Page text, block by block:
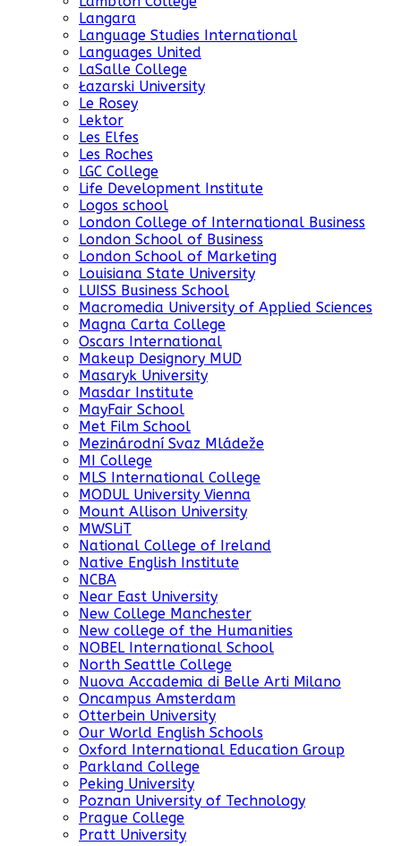
Langara
Language Studies International
Languages United
LaSalle College
Łazarski University
Le Rosey
Lektor
Les Elfes
Les Roches
LGC College
Life Development Institute
Logos school
London College of International Business
London School of Business
London School of Marketing
Louisiana State University
LUISS Business School
Macromedia University of Applied Sciences
Magna Carta College
Oscars International
Makeup Designory MUD
Masaryk University
Masdar Institute
MayFair School
Met Film School
Mezinárodní Svaz Mládeže
MI College
MLS International College
MODUL University Vienna
Mount Allison University
MWSLiT
National College of Ireland
Native English Institute
NCBA
Near East University
New College Manchester
New college of the Humanities
NOBEL International School
North Seattle College
Nuova Accademia di Belle Arti Milano
Oncampus Amsterdam
Otterbein University
Our World English Schools
Oxford International Education Group
Parkland College
Peking University
Poznan University of Technology
Prague College
Pratt University